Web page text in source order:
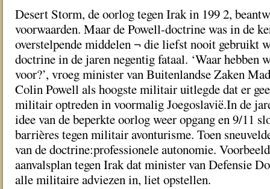
Desert Storm, de oorlog tegen Irak in 199 2,
voorwaarden. Maar de Powell-doctrine was in de
overstelpende middelen ¬ die liefst nooit gebruikt
doctrine in de jaren negentig fataal. ‘Waar hebben
voor?’, vroeg minister van Buitenlandse Zaken
Colin Powell als hoogste militair uitlegde dat er
militair optreden in voormalig Joegoslavië.In de
idee van de beperkte oorlog weer opgang en 9/11
barrières tegen militair avonturisme. Toen
van de doctrine:professionele autonomie.
aanvalsplan tegen Irak dat minister van Defensie
alle militaire adviezen in, liet opstellen.